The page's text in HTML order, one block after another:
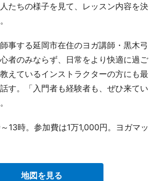
たちの様子を見て、レッスン内容を決
事する延岡市在住のヨガ講師・黒木弓
者のみならず、日常をより快適に過ご
えているインストラクターの方にも最
す。「入門者も経験者も、ぜひ来てい
13時。参加費は1万1,000円。ヨガマッ
地図を見る